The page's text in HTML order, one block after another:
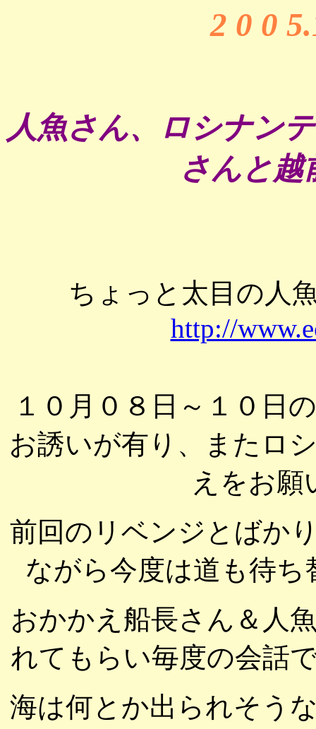
2 0 0
人魚さん、ロシナン
さんと
ちょっと太目
http://
１０月０８日～１０日
お誘いが有り、またロ
えをお願
前回のリベンジとばか
ながら今度は道も待
おかかえ船長さん＆人
れてもらい毎度の会話
海は何とか出られそう